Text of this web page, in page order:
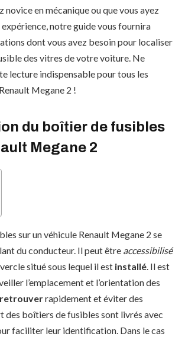
novice en mécanique ou que vous ayez
notre guide vous fournira
dont vous avez besoin pour localiser
des vitres de votre voiture. Ne
lecture indispensable pour tous les
Megane 2 !
du boîtier de fusibles
Megane 2
sur un véhicule Renault Megane 2 se
du conducteur. Il peut être accessibilisé
situé sous lequel il est installé. Il est
l’emplacement et l’orientation des
retrouverrapidement et éviter des
des boîtiers de fusibles sont livrés avec
faciliter leur identification. Dans le cas